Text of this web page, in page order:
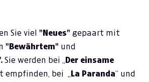
Sie viel "Neues" gepaart mit
"Bewährtem" und
Sie werden bei „
Der einsame
empfinden, bei „ La Paranda“ und